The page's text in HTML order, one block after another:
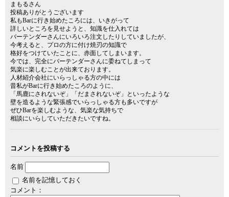
まもるさん
投稿ありがとうございます
私もBarに行き始めたころには、いきがって
詳しいところを見せようと、知識を仕入れては
バーテンダーさんにいろいろ注文したりしていましたが、
今考えると、プロの方に付け焼刃の知識で
格好をつけていたことに、赤面してしまいます。
今では、完全にバーテンダーさんに委ねてしまって
気楽に楽しむことが出来ております。
人材紹介会社にいらっしゃる方の中には
昔私がBarに行き始めたころのように、
「馬鹿にされないぞ」「だまされないぞ」といったような
壁を造るような緊張感でいらっしゃる方も多いですが
ぜひBarを楽しむような、気楽な気持ちで
相談にいらしていただきたいですね。
コメントを投稿する
名前
名前を記憶しておく
コメント：